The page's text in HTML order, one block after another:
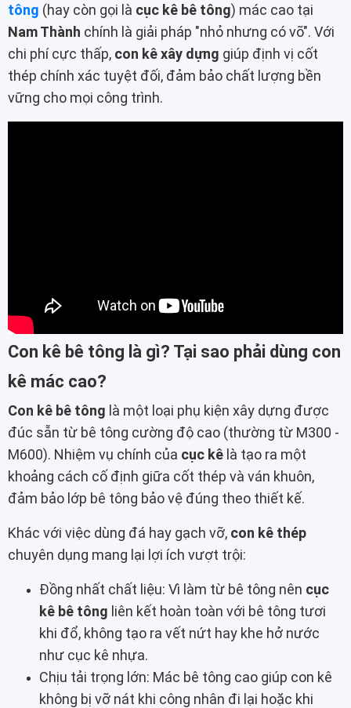
tông (hay còn gọi là cục kê bê tông) mác cao tại
Nam Thành chính là giải pháp "nhỏ nhưng có võ". Với
chi phí cực thấp, con kê xây dựng giúp định vị cốt
thép chính xác tuyệt đối, đảm bảo chất lượng bền
vững cho mọi công trình.
Con kê bê tông là gì? Tại sao phải dùng con
kê mác cao?
Con kê bê tông là một loại phụ kiện xây dựng được
đúc sẵn từ bê tông cường độ cao (thường từ M300 -
M600). Nhiệm vụ chính của cục kê là tạo ra một
khoảng cách cố định giữa cốt thép và ván khuôn,
đảm bảo lớp bê tông bảo vệ đúng theo thiết kế.
Khác với việc dùng đá hay gạch vỡ, con kê thép
chuyên dụng mang lại lợi ích vượt trội:
Đồng nhất chất liệu: Vì làm từ bê tông nên cục
kê bê tông liên kết hoàn toàn với bê tông tươi
khi đổ, không tạo ra vết nứt hay khe hở nước
như cục kê nhựa.
Chịu tải trọng lớn: Mác bê tông cao giúp con kê
không bị vỡ nát khi công nhân đi lại hoặc khi